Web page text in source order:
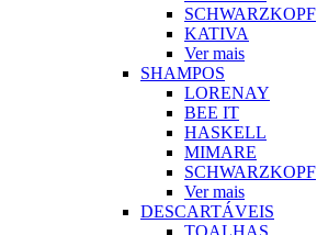
SCHWARZKOPF
KATIVA
Ver mais
SHAMPOS
LORENAY
BEE IT
HASKELL
MIMARE
SCHWARZKOPF
Ver mais
DESCARTÁVEIS
TOALHAS